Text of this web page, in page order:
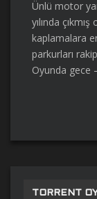
Ünlü motor
yılında
kaplamalara
parkurları
Oyunda gece
TORRENT